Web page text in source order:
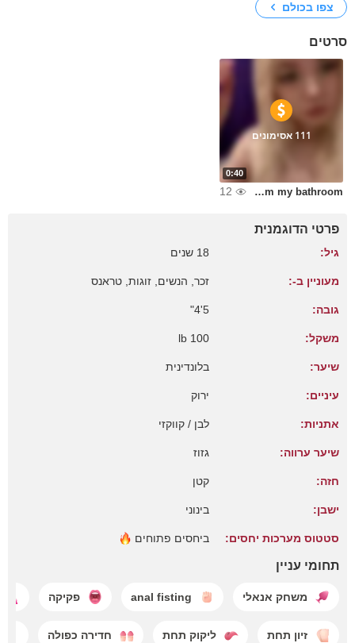
צפו בכולם
סרטים
0:40
111 אסימונים
Nude video from my bathroom
12
פרטי הדוגמנית
גיל: 18 שנים
מעוניין ב-: זכר, הנשים, זוגות, טראנס
גובה: 5'4"
משקל: 100 lb
שיער: בלונדינית
עיניים: ירוק
אתניות: לבן / קווקזי
שיער ערווה: גזוז
חזה: קטן
ישבן: בינוני
סטטוס מערכות יחסים: ביחסים פתוחים
תחומי עניין
משחק אנאלי anal fisting פקיקה
זיון תחת ליקוק תחת חדירה כפולה